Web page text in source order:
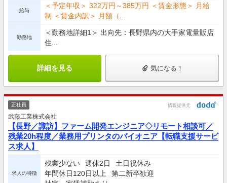
給与
＜予定年収＞ 322万円～385万円 ＜賃金形態＞ 月給
制 ＜賃金内訳＞ 月額（...
勤務地
＜勤務地詳細1＞ 出向先：長野県内の大手家電量販店
住...
詳細を見る 気になる！
正社員 情報提供元
武藤工業株式会社
【長野／諏訪】ファーム開発エンジニア◇リモート相談可／
残業20h程度／業務用プリンタのパイオニア【転職支援サービ
ス求人】
求人の特徴
残業少ない 週休2日
土日祝休み
年間休日120日以上
第二新卒歓迎